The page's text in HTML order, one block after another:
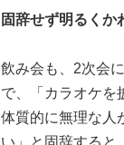
固辞せず明るくか
飲み会も、2次会
で、「カラオケを
体質的に無理な人
い」と固辞すると